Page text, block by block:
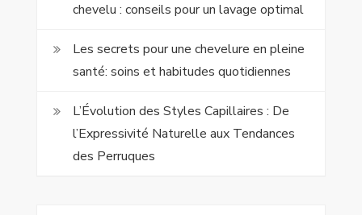
chevelu : conseils pour un lavage optimal
Les secrets pour une chevelure en pleine
santé: soins et habitudes quotidiennes
L’Évolution des Styles Capillaires : De
l’Expressivité Naturelle aux Tendances
des Perruques